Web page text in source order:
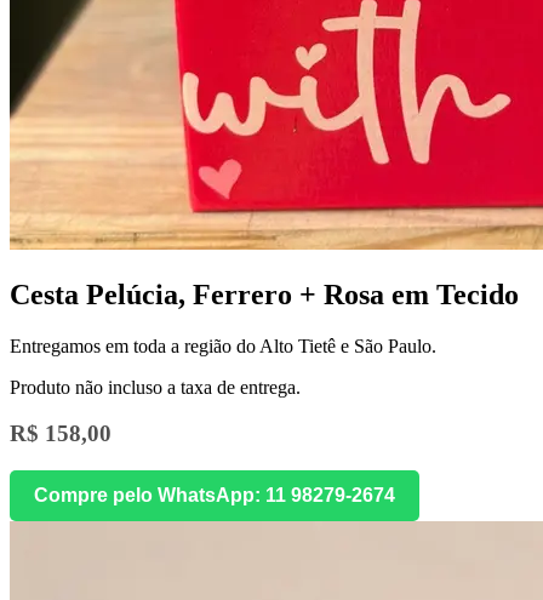
Cesta Pelúcia, Ferrero + Rosa em Tecido
Entregamos em toda a região do Alto Tietê e São Paulo.
Produto não incluso a taxa de entrega.
R$ 158,00
Compre pelo WhatsApp: 11 98279-2674